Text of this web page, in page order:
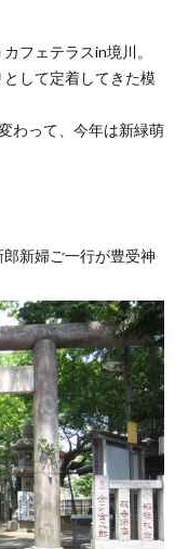
フェテラスin境川。
して定着してきた模
わって、今年は新緑萌
新婦ご一行が豊受神